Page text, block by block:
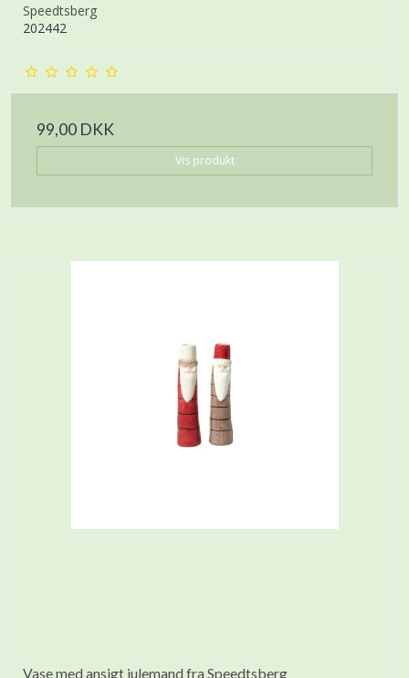
Speedtsberg
202442
99,00 DKK
Vis produkt
Vase med ansigt julemand fra Speedtsberg